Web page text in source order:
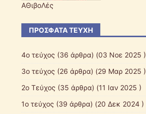
ΑΘιβοΛές
ΠΡΌΣΦΑΤΑ ΤΕΎΧΗ
4ο τεύχος (36 άρθρα) (03 Νοε 2025 )
3o τεύχος (26 άρθρα) (29 Μαρ 2025 )
2o Τεύχος (35 άρθρα) (11 Ιαν 2025 )
1ο τεύχος (39 άρθρα) (20 Δεκ 2024 )